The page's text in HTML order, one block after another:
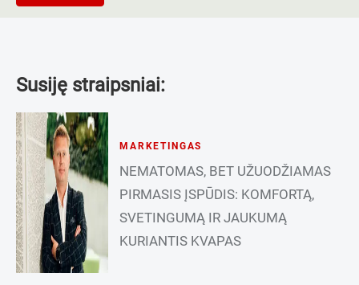
Susiję straipsniai:
MARKETINGAS
NEMATOMAS, BET UŽUODŽIAMAS
PIRMASIS ĮSPŪDIS: KOMFORTĄ,
SVETINGUMĄ IR JAUKUMĄ
KURIANTIS KVAPAS